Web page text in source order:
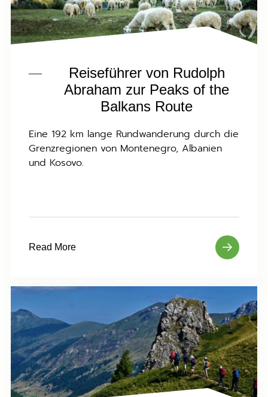
Reiseführer von Rudolph
Abraham zur Peaks of the
Balkans Route
Eine 192 km lange Rundwanderung durch die
Grenzregionen von Montenegro, Albanien
und Kosovo.
Read More